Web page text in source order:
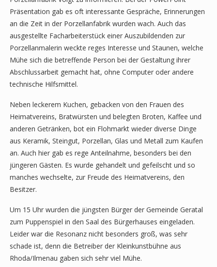
Präsentation gab es oft interessante Gespräche, Erinnerungen
an die Zeit in der Porzellanfabrik wurden wach. Auch das
ausgestellte Facharbeiterstück einer Auszubildenden zur
Porzellanmalerin weckte reges Interesse und Staunen, welche
Mühe sich die betreffende Person bei der Gestaltung ihrer
Abschlussarbeit gemacht hat, ohne Computer oder andere
technische Hilfsmittel.
Neben leckerem Kuchen, gebacken von den Frauen des
Heimatvereins, Bratwürsten und belegten Broten, Kaffee und
anderen Getränken, bot ein Flohmarkt wieder diverse Dinge
aus Keramik, Steingut, Porzellan, Glas und Metall zum Kaufen
an. Auch hier gab es rege Anteilnahme, besonders bei den
jüngeren Gästen. Es wurde gehandelt und gefeilscht und so
manches wechselte, zur Freude des Heimatvereins, den
Besitzer.
Um 15 Uhr wurden die jüngsten Bürger der Gemeinde Geratal
zum Puppenspiel in den Saal des Bürgerhauses eingeladen.
Leider war die Resonanz nicht besonders groß, was sehr
schade ist, denn die Betreiber der Kleinkunstbühne aus
Rhoda/Ilmenau gaben sich sehr viel Mühe.